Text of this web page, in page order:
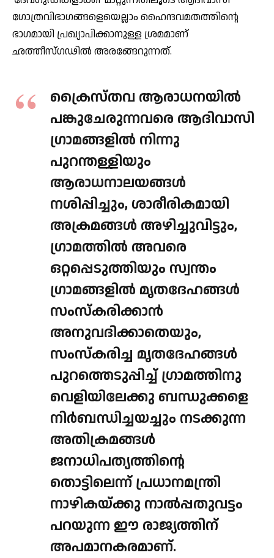
ഗോത്രവിഭാഗങ്ങളെയെല്ലാം ഹൈന്ദവമതത്തിന്റെ
ഭാഗമായി പ്രഖ്യാപിക്കാനുള്ള ശ്രമമാണ്
ഛത്തീസ്ഗഢില്‍ അരങ്ങേറുന്നത്.
ക്രൈസ്തവ ആരാധനയില്‍
പങ്കുചേരുന്നവരെ ആദിവാസി
ഗ്രാമങ്ങളില്‍ നിന്നു
പുറന്തള്ളിയും
ആരാധനാലയങ്ങള്‍
നശിപ്പിച്ചും, ശാരീരികമായി
അക്രമങ്ങള്‍ അഴിച്ചുവിട്ടും,
ഗ്രാമത്തില്‍ അവരെ
ഒറ്റപ്പെടുത്തിയും സ്വന്തം
ഗ്രാമങ്ങളില്‍ മൃതദേഹങ്ങള്‍
സംസ്‌കരിക്കാന്‍
അനുവദിക്കാതെയും,
സംസ്‌കരിച്ച മൃതദേഹങ്ങള്‍
പുറത്തെടുപ്പിച്ച് ഗ്രാമത്തിനു
വെളിയിലേക്കു ബന്ധുക്കളെ
നിര്‍ബന്ധിച്ചയച്ചും നടക്കുന്ന
അതിക്രമങ്ങള്‍
ജനാധിപത്യത്തിന്റെ
തൊട്ടിലെന്ന് പ്രധാനമന്ത്രി
നാഴികയ്ക്കു നാല്‍പ്പതുവട്ടം
പറയുന്ന ഈ രാജ്യത്തിന്
അപമാനകരമാണ്.